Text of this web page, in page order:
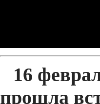
16
прошла